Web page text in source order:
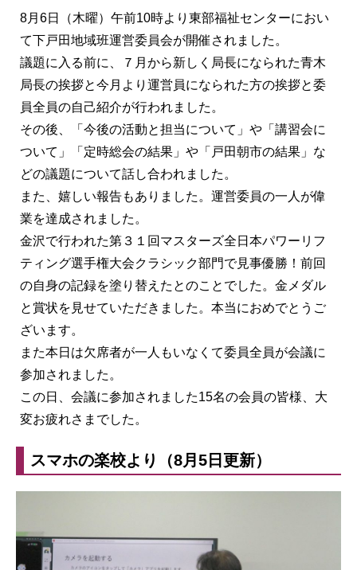
8月6日（木曜）午前10時より東部福祉センターにおい
て下戸田地域班運営委員会が開催されました。
議題に入る前に、７月から新しく局長になられた青木
局長の挨拶と今月より運営員になられた方の挨拶と委
員全員の自己紹介が行われました。
その後、「今後の活動と担当について」や「講習会に
ついて」「定時総会の結果」や「戸田朝市の結果」な
どの議題について話し合われました。
また、嬉しい報告もありました。運営委員の一人が偉
業を達成されました。
金沢で行われた第３１回マスターズ全日本パワーリフ
ティング選手権大会クラシック部門で見事優勝！前回
の自身の記録を塗り替えたとのことでした。金メダル
と賞状を見せていただきました。本当におめでとうご
ざいます。
また本日は欠席者が一人もいなくて委員全員が会議に
参加されました。
この日、会議に参加されました15名の会員の皆様、大
変お疲れさまでした。
スマホの楽校より（8月5日更新）